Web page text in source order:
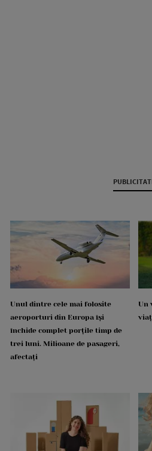
Unul dintre cele mai folosite
aeroporturi din Europa își
închide complet porțile timp de
trei luni. Milioane de pasageri,
afectați
Un